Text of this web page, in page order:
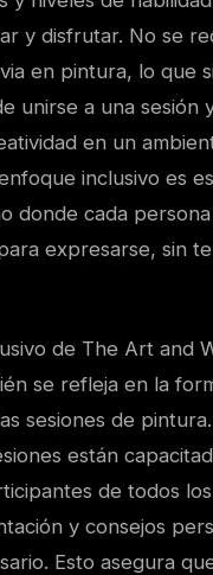
y disfrutar. No se
en pintura, lo que
unirse a una sesión
en un
inclusivo es
donde cada
expresarse, sin
de The Art and
se refleja en la
sesiones de
están
de todos
y consejos
Esto asegura